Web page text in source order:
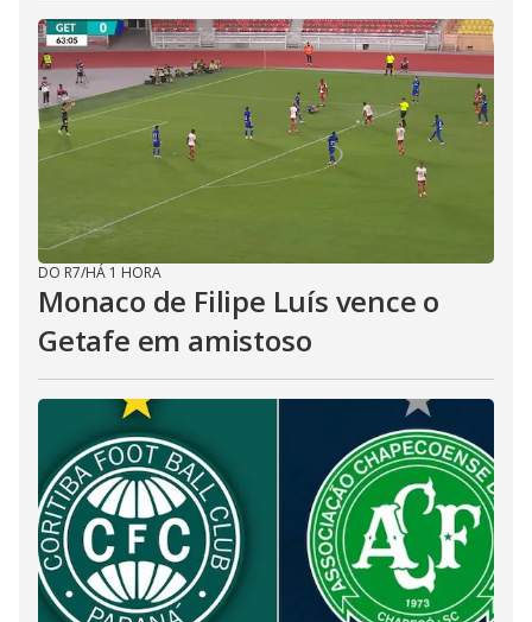
DO R7/HÁ 1 HORA
Monaco de Filipe Luís vence o
Getafe em amistoso